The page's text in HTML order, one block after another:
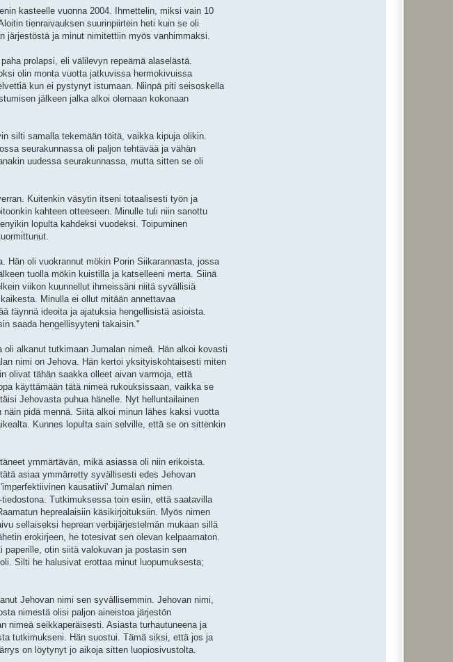
kasteelle vuonna 2004. Ihmettelin, miksi vain 10
tienraivauksen suurinpiirtein heti kuin se oli
järjestöstä ja minut nimitettiin myös vanhimmaksi.
prolapsi, eli välilevyn repeämä alaselästä.
olin monta vuotta jatkuvissa hermokivuissa
kun ei pystynyt istumaan. Niinpä piti seisoskella
jälkeen jalka alkoi olemaan kokonaan
silti samalla tekemään töitä, vaikka kipuja olikin.
seurakunnassa oli paljon tehtävää ja vähän
uudessa seurakunnassa, mutta sitten se oli
Kuitenkin väsytin itseni totaalisesti työn ja
kahteen otteeseen. Minulle tuli niin sanottu
lopulta kahdeksi vuodeksi. Toipuminen
Hän oli vuokrannut mökin Porin Siikarannasta, jossa
tuolla mökin kuistilla ja katselleeni merta. Siinä
viikon kuunnellut ihmeissäni niitä syvällisiä
Minulla ei ollut mitään annettavaa
täynnä ideoita ja ajatuksia hengellisistä asioista.
saada hengellisyyteni takaisin."
alkanut tutkimaan Jumalan nimeä. Hän alkoi kovasti
nimi on Jehova. Hän kertoi yksityiskohtaisesti miten
olivat tähän saakka olleet aivan varmoja, että
käyttämään tätä nimeä rukouksissaan, vaikka se
Jehovasta puhua hänelle. Nyt helluntailainen
pidä mennä. Siitä alkoi minun lähes kaksi vuotta
Kunnes lopulta sain selville, että se on sittenkin
ymmärtävän, mikä asiassa oli niin erikoista.
asiaa ymmärretty syvällisesti edes Jehovan
kausatiivi' Jumalan nimen
Tutkimuksessa toin esiin, että saatavilla
heprealaisiin käsikirjoituksiin. Myös nimen
sellaiseksi heprean verbijärjestelmän mukaan sillä
erokirjeen, he totesivat sen olevan kelpaamaton.
paperille, otin siitä valokuvan ja postasin sen
Silti he halusivat erottaa minut luopumuksesta;
Jehovan nimi sen syvällisemmin. Jehovan nimi,
nimestä olisi paljon aineistoa järjestön
nimeä seikkaperäisesti. Asiasta turhautuneena ja
tutkimukseni. Hän suostui. Tämä siksi, että jos ja
on löytynyt jo aikoja sitten luopiosivustolta.